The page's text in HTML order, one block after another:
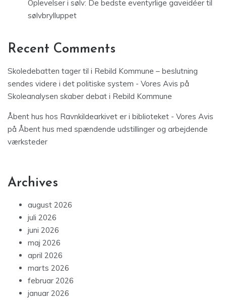
Oplevelser i sølv: De bedste eventyrlige gaveidéer til
sølvbrylluppet
Recent Comments
Skoledebatten tager til i Rebild Kommune – beslutning
sendes videre i det politiske system - Vores Avis på
Skoleanalysen skaber debat i Rebild Kommune
Åbent hus hos Ravnkildearkivet er i biblioteket - Vores Avis
på Åbent hus med spændende udstillinger og arbejdende
værksteder
Archives
august 2026
juli 2026
juni 2026
maj 2026
april 2026
marts 2026
februar 2026
januar 2026